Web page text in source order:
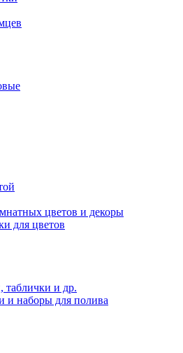
цветов и декоры
для цветов
и др.
и наборы для полива